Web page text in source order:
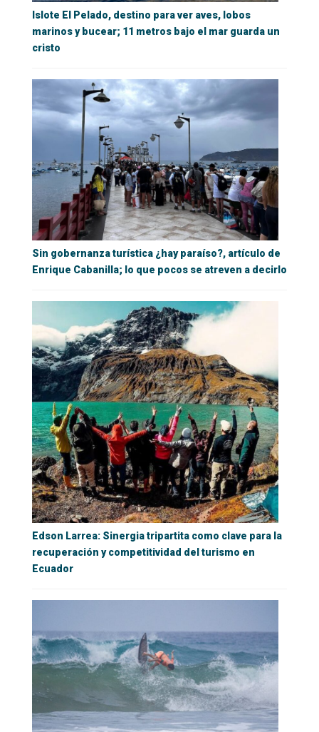
Islote El Pelado, destino para ver aves, lobos
marinos y bucear; 11 metros bajo el mar guarda un
cristo
Sin gobernanza turística ¿hay paraíso?, artículo de
Enrique Cabanilla; lo que pocos se atreven a decirlo
Edson Larrea: Sinergia tripartita como clave para la
recuperación y competitividad del turismo en
Ecuador